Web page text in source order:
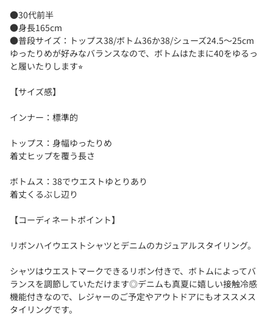
●30代前半
●身長165cm
●普段サイズ：トップス38/ボトム36か38/シューズ24.5〜25cm
ゆったりめが好みなバランスなので、ボトムはたまに40をゆるっ
と履いたりします⭐︎
【サイズ感】
インナー：標準的
トップス：身幅ゆったりめ
着丈ヒップを覆う長さ
ボトムス：38でウエストゆとりあり
着丈くるぶし辺り
【コーディネートポイント】
リボンハイウエストシャツとデニムのカジュアルスタイリング。
シャツはウエストマークできるリボン付きで、ボトムによってバ
ランスを調節していただけます◎デニムも真夏に嬉しい接触冷感
機能付きなので、レジャーのご予定やアウトドアにもオススメス
タイリングです。